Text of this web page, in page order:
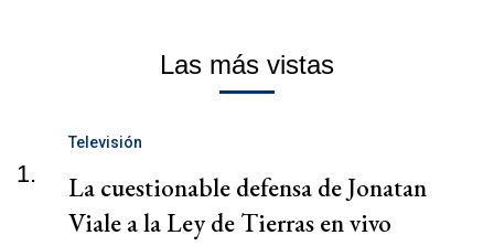
Las más vistas
1.
Televisión
La cuestionable defensa de Jonatan
Viale a la Ley de Tierras en vivo